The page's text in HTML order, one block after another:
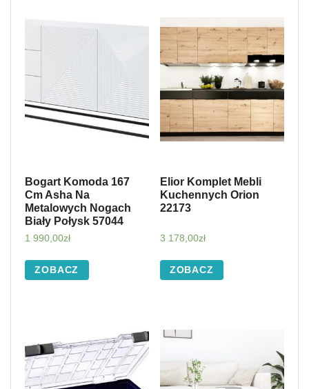
Bogart Komoda 167
Cm Asha Na
Metalowych Nogach
Biały Połysk 57044
1 990,00zł
ZOBACZ
Elior Komplet Mebli
Kuchennych Orion
22173
3 178,00zł
ZOBACZ